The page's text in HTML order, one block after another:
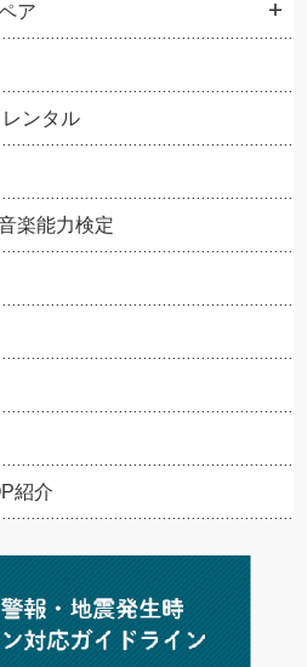
ア
ンタル
楽能力検定
紹介